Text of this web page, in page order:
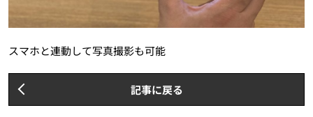
スマホと連動して写真撮影も可能
記事に戻る